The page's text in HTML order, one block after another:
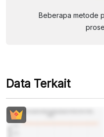
Beberapa metode
Data Terkait